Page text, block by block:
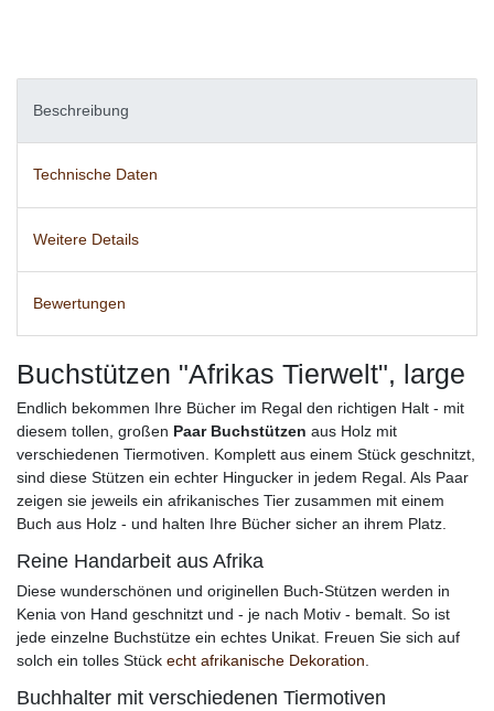
Beschreibung
Technische Daten
Weitere Details
Bewertungen
Buchstützen "Afrikas Tierwelt", large
Endlich bekommen Ihre Bücher im Regal den richtigen Halt - mit
diesem tollen, großen Paar Buchstützen aus Holz mit
verschiedenen Tiermotiven. Komplett aus einem Stück geschnitzt,
sind diese Stützen ein echter Hingucker in jedem Regal. Als Paar
zeigen sie jeweils ein afrikanisches Tier zusammen mit einem
Buch aus Holz - und halten Ihre Bücher sicher an ihrem Platz.
Reine Handarbeit aus Afrika
Diese wunderschönen und originellen Buch-Stützen werden in
Kenia von Hand geschnitzt und - je nach Motiv - bemalt. So ist
jede einzelne Buchstütze ein echtes Unikat. Freuen Sie sich auf
solch ein tolles Stück echt afrikanische Dekoration.
Buchhalter mit verschiedenen Tiermotiven